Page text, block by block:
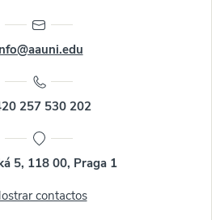
257 530 202
5, 118 00, Praga 1
contactos